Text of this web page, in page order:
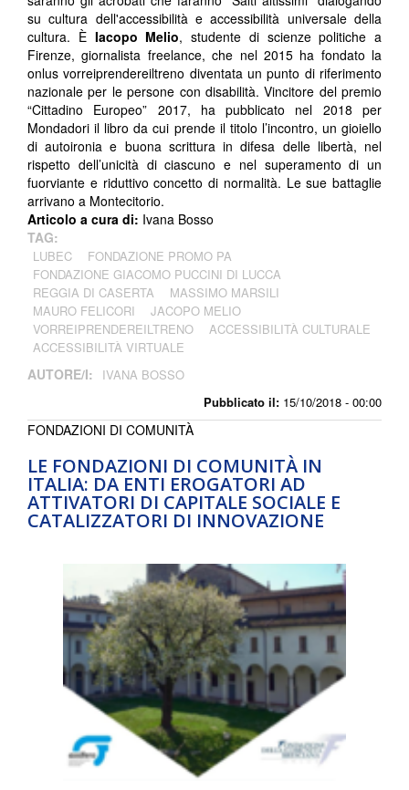
Pubblicato il: 15/10/2018 - 00:00
su cultura dell'accessibilità e accessibilità universale della
cultura. ÈIacopo Melio, studente di scienze politiche a
Firenze, giornalista freelance, che nel 2015 ha fondato la
onlus vorreiprendereiltreno diventata un punto di riferimento
nazionale per le persone con disabilità. Vincitore del premio
“Cittadino Europeo” 2017, ha pubblicato nel 2018 per
Mondadori il libro da cui prende il titolo l’incontro, un gioiello
di autoironia e buona scrittura in difesa delle libertà, nel
rispetto dell’unicità di ciascuno e nel superamento di un
fuorviante e riduttivo concetto di normalità. Le sue battaglie
arrivano a Montecitorio.
Articolo a cura di: Ivana Bosso
TAG:
LUBEC
FONDAZIONE PROMO PA
FONDAZIONE GIACOMO PUCCINI DI LUCCA
REGGIA DI CASERTA
MASSIMO MARSILI
MAURO FELICORI
JACOPO MELIO
VORREIPRENDEREILTRENO
ACCESSIBILITÀ CULTURALE
ACCESSIBILITÀ VIRTUALE
AUTORE/I: IVANA BOSSO
LE FONDAZIONI DI COMUNITÀ IN
ITALIA: DA ENTI EROGATORI AD
ATTIVATORI DI CAPITALE SOCIALE E
CATALIZZATORI DI INNOVAZIONE
FONDAZIONI DI COMUNITÀ